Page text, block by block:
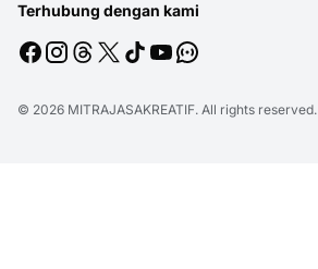
Terhubung dengan kami
© 2026 MITRAJASAKREATIF. All rights reserved.